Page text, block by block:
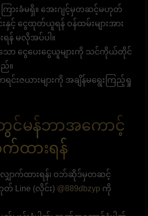
ားခံမရှိ။ အေးဂျင့်မှတဆင့်မဟုတ်
င်းနှင့် ငွေထုတ်ယူရန် ဝန်ထမ်းများအား
ရန် မလိုအပ်ပါ။
းသော ငွေပေးငွေယူများကို သင်ကိုယ်တိုင်
ည်။
ရင်းဇယားများကို အချိန်မရွေးကြည့်ရှု
တွင်မန်ဘာအကောင့်
ထားရန်
ောက်ထားရန်၊ ဝဘ်ဆိုဒ်မှတဆင့်
Line (လိုင်း) @889dbzyp ကို